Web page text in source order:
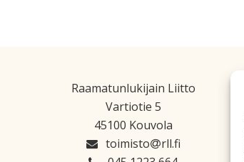
Raamatunlukijain Liitto
Vartiotie 5
45100 Kouvola
toimisto
rll.fi